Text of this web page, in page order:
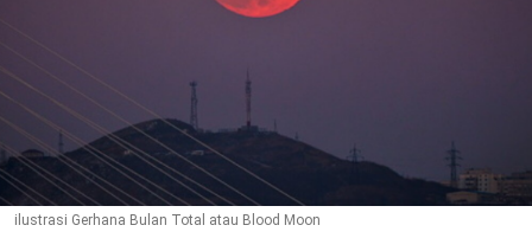
ilustrasi Gerhana Bulan Total atau Blood Moon